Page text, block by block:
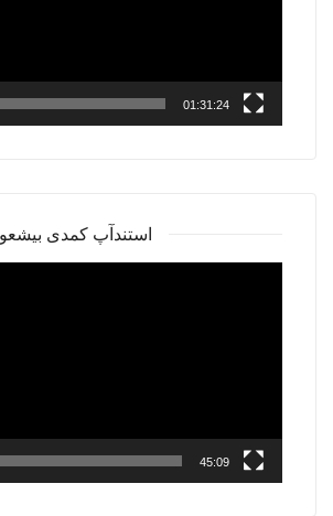
01:31:24
استندآپ کمدی
45:09